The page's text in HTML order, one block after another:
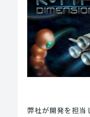
弊社が開発を担